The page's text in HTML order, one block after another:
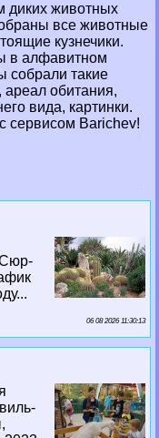
диких животных
все животные
кузнечики.
в алфавитном
собрали такие
обитания,
вида, картинки.
сервисом Barichev!
Сюр-
06 08 2026 11:30:13